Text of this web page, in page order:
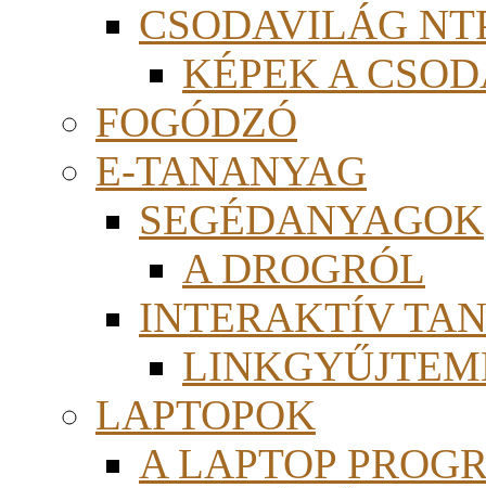
CSODAVILÁG
KÉPEK A
FOGÓDZÓ
E-TANANYAG
SEGÉDANYAGOK
A DROGRÓL
INTERAKTÍV
LAPTOPOK
A LAPTOP